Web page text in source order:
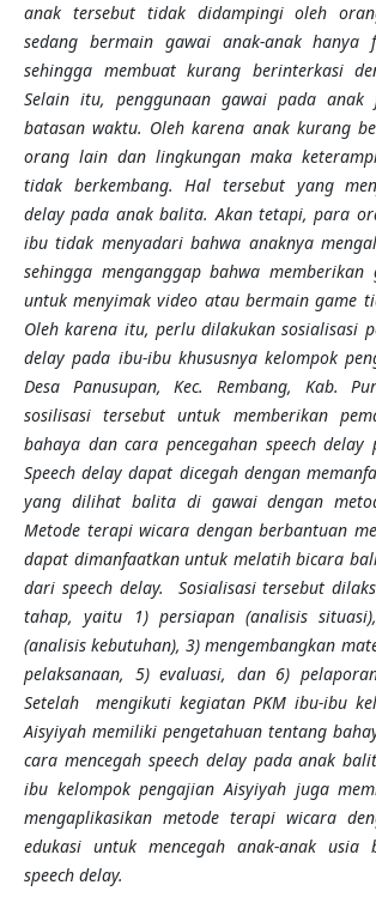
anak tersebut tidak didampingi oleh
sedang bermain gawai anak-anak hanya
sehingga membuat kurang berinterkasi
Selain itu, penggunaan gawai pada
batasan waktu. Oleh karena anak kurang
orang lain dan lingkungan maka
tidak berkembang. Hal tersebut yang
delay pada anak balita. Akan tetapi, para
ibu tidak menyadari bahwa anaknya
sehingga menganggap bahwa
untuk menyimak video atau bermain game
Oleh karena itu, perlu dilakukan sosialisasi
delay pada ibu-ibu khususnya kelompok
Desa Panusupan, Kec. Rembang, Kab.
sosilisasi tersebut untuk memberikan
bahaya dan cara pencegahan speech
Speech delay dapat dicegah dengan
yang dilihat balita di gawai dengan
Metode terapi wicara dengan berbantuan
dapat dimanfaatkan untuk melatih bicara
dari speech delay. Sosialisasi tersebut
tahap, yaitu 1) persiapan (analisis
(analisis kebutuhan), 3) mengembangkan
pelaksanaan, 5) evaluasi, dan 6)
Setelah mengikuti kegiatan PKM ibu-ibu
Aisyiyah memiliki pengetahuan tentang
cara mencegah speech delay pada anak
ibu kelompok pengajian Aisyiyah juga
mengaplikasikan metode terapi wicara
edukasi untuk mencegah anak-anak usia
speech delay.